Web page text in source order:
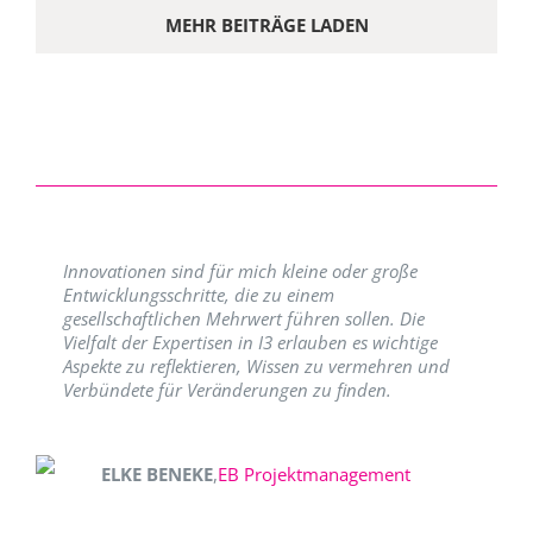
MEHR BEITRÄGE LADEN
Innovationen sind für mich kleine oder große
Entwicklungsschritte, die zu einem
gesellschaftlichen Mehrwert führen sollen. Die
Vielfalt der Expertisen in I3 erlauben es wichtige
Aspekte zu reflektieren, Wissen zu vermehren und
Verbündete für Veränderungen zu finden.
ELKE BENEKE,EB Projektmanagement